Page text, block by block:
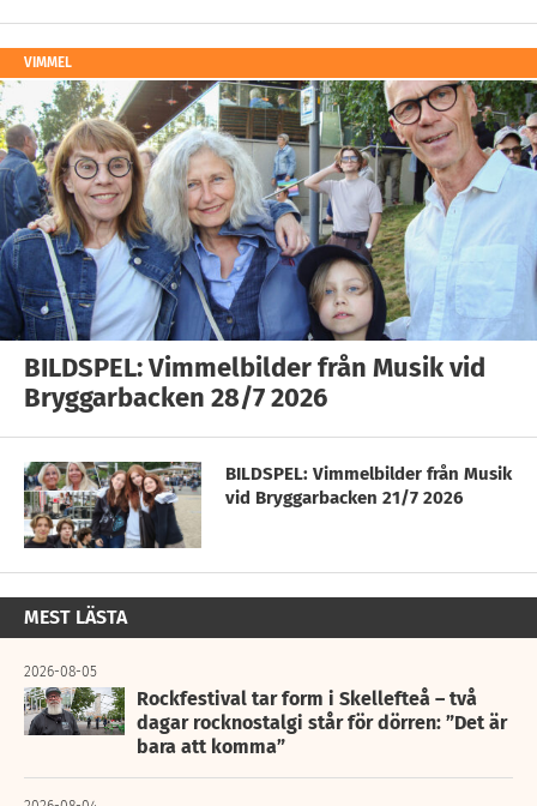
VIMMEL
BILDSPEL: Vimmelbilder från Musik vid
Bryggarbacken 28/7 2026
BILDSPEL: Vimmelbilder från Musik
vid Bryggarbacken 21/7 2026
MEST LÄSTA
2026-08-05
Rockfestival tar form i Skellefteå – två
dagar rocknostalgi står för dörren: ”Det är
bara att komma”